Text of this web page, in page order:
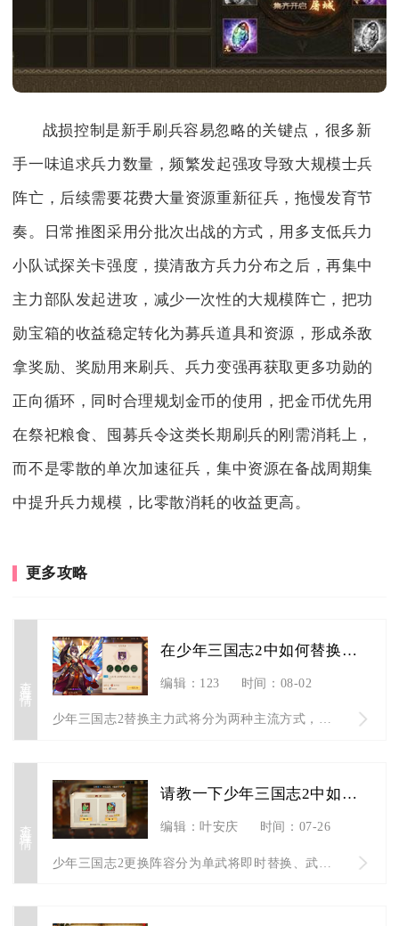
战损控制是新手刷兵容易忽略的关键点，很多新
手一味追求兵力数量，频繁发起强攻导致大规模士兵
阵亡，后续需要花费大量资源重新征兵，拖慢发育节
奏。日常推图采用分批次出战的方式，用多支低兵力
小队试探关卡强度，摸清敌方兵力分布之后，再集中
主力部队发起进攻，减少一次性的大规模阵亡，把功
勋宝箱的收益稳定转化为募兵道具和资源，形成杀敌
拿奖励、奖励用来刷兵、兵力变强再获取更多功勋的
正向循环，同时合理规划金币的使用，把金币优先用
在祭祀粮食、囤募兵令这类长期刷兵的刚需消耗上，
而不是零散的单次加速征兵，集中资源在备战周期集
中提升兵力规模，比零散消耗的收益更高。
更多攻略
查看详情
在少年三国志2中如何替换掉主要武将
编辑：123 时间：08-02
少年三国志2替换主力武将分为两种主流方式，低等级仅能直接上阵...
查看详情
请教一下少年三国志2中如何更换阵容
编辑：叶安庆 时间：07-26